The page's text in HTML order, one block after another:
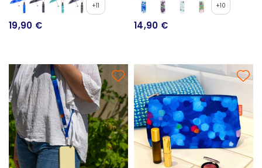
+11
19,90 €
+10
14,90 €